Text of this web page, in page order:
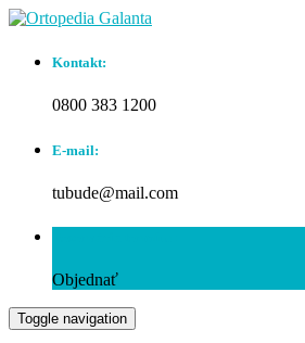
Kontakt:
0800 383 1200
E-mail:
tubude@mail.com
Objednať
Toggle navigation